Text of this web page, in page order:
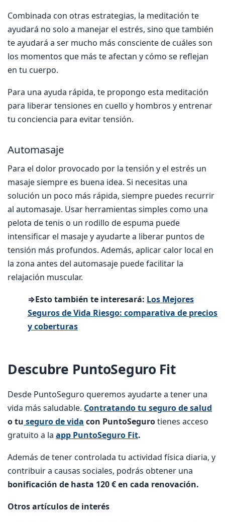
Combinada con otras estrategias, la meditación te
ayudará no solo a manejar el estrés, sino que también
te ayudará a ser mucho más consciente de cuáles son
los momentos que más te afectan y cómo se reflejan
en tu cuerpo.
Para una ayuda rápida, te propongo esta meditación
para liberar tensiones en cuello y hombros y entrenar
tu conciencia para evitar tensión.
Automasaje
Para el dolor provocado por la tensión y el estrés un
masaje siempre es buena idea. Si necesitas una
solución un poco más rápida, siempre puedes recurrir
al automasaje. Usar herramientas simples como una
pelota de tenis o un rodillo de espuma puede
intensificar el masaje y ayudarte a liberar puntos de
tensión más profundos. Además, aplicar calor local en
la zona antes del automasaje puede facilitar la
relajación muscular.
⇒Esto también te interesará: Los Mejores
Seguros de Vida Riesgo: comparativa de precios
y coberturas
Descubre PuntoSeguro Fit
Desde PuntoSeguro queremos ayudarte a tener una
vida más saludable. Contratando tu seguro de salud
o tu seguro de vida con PuntoSegurotienes acceso
gratuito a la app PuntoSeguro Fit.
Además de tener controlada tu actividad física diaria, y
contribuir a causas sociales, podrás obtener una
bonificación de hasta 120 € en cada renovación.
Otros artículos de interés